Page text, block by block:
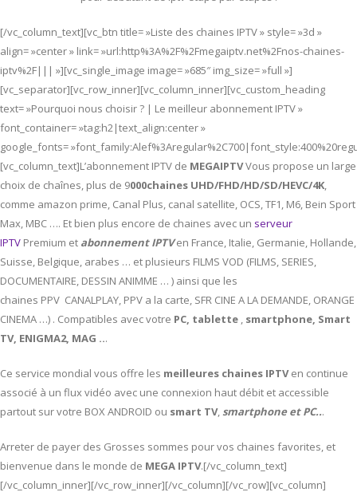
[/vc_column_text][vc_btn title= »Liste des chaines IPTV » style= »3d »
align= »center » link= »url:http%3A%2F%2Fmegaiptv.net%2Fnos-chaines-
iptv%2F||| »][vc_single_image image= »685″ img_size= »full »]
[vc_separator][vc_row_inner][vc_column_inner][vc_custom_heading
text= »Pourquoi nous choisir ? | Le meilleur abonnement IPTV »
font_container= »tag:h2|text_align:center »
google_fonts=
[vc_column_text]L’abonnement IPTV de MEGAIPTVVous propose un large
choix de chaînes, plus de 9000chaines UHD/FHD/HD/SD/HEVC/4K,
comme amazon prime, Canal Plus, canal satellite, OCS, TF1, M6, Bein Sport
Max, MBC …. Et bien plus encore de chaines avec un serveur
IPTV Premium et abonnement IPTVen France, Italie, Germanie, Hollande,
Suisse, Belgique, arabes … et plusieurs FILMS VOD (FILMS, SERIES,
DOCUMENTAIRE, DESSIN ANIMME … ) ainsi que les
chaines PPV CANALPLAY, PPV a la carte, SFR CINE A LA DEMANDE, ORANGE
CINEMA …) . Compatibles avec votre PC, tablette , smartphone, Smart
TV, ENIGMA2, MAG ...
Ce service mondial vous offre les meilleures chaines IPTVen continue
associé à un flux vidéo avec une connexion haut débit et accessible
partout sur votre BOX ANDROID ou smart TV,smartphone et PC...
Arreter de payer des Grosses sommes pour vos chaines favorites, et
bienvenue dans le monde de MEGA IPTV.[/vc_column_text]
[/vc_column_inner][/vc_row_inner][/vc_column][/vc_row][vc_column]